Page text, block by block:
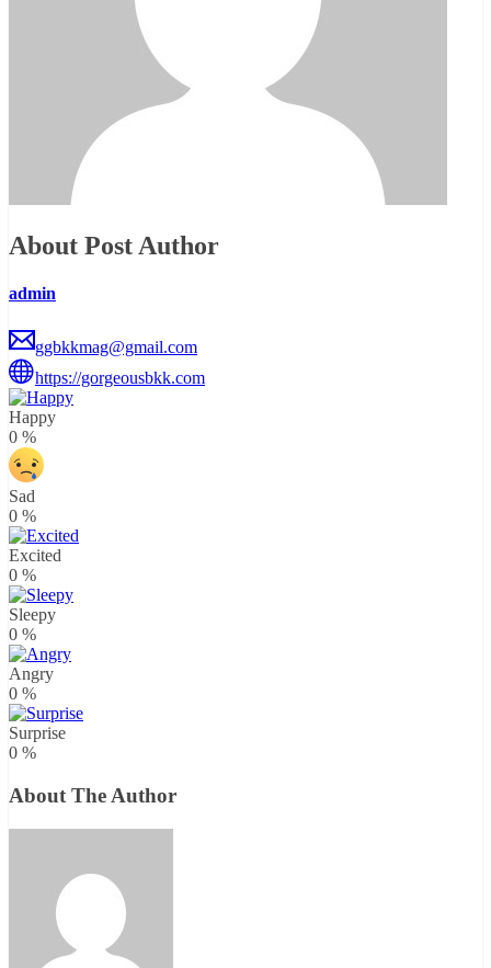
About Post Author
admin
ggbkkmag@gmail.com
https://gorgeousbkk.com
Happy
0 %
Sad
0 %
Excited
0 %
Sleepy
0 %
Angry
0 %
Surprise
0 %
About The Author